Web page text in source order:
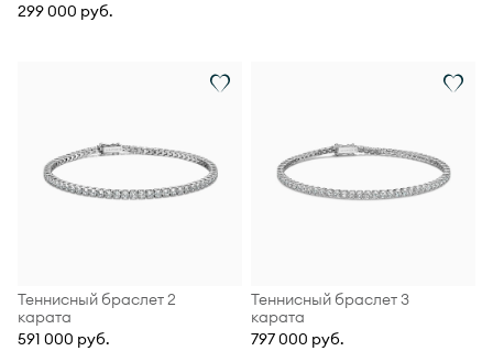
299 000 руб.
Теннисный браслет 2
карата
591 000 руб.
Теннисный браслет 3
карата
797 000 руб.